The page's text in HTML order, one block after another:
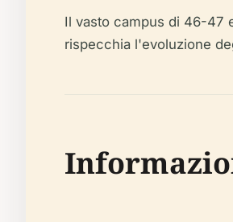
Il vasto campus di 46-47
rispecchia l'evoluzione